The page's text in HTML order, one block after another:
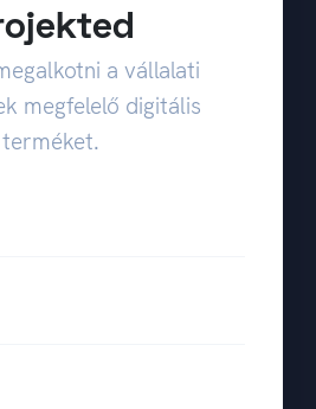
a vállalati
megfelelő digitális
terméket.